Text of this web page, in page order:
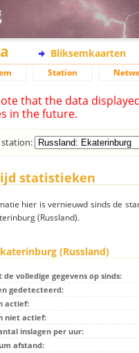
Bliksemkaarten
Station
that the data
in the future.
station:
statistieken
hier is vernieuwd sinds de
(Russland).
(Russland)
de volledige gegevens op sinds:
gedetecteerd:
actief:
niet actief:
inslagen per uur:
afstand: